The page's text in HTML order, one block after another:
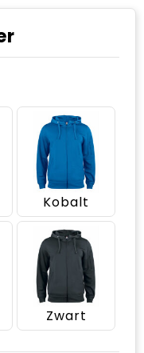
Kobalt
Zwart